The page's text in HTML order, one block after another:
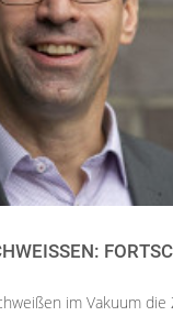
im Vakuum